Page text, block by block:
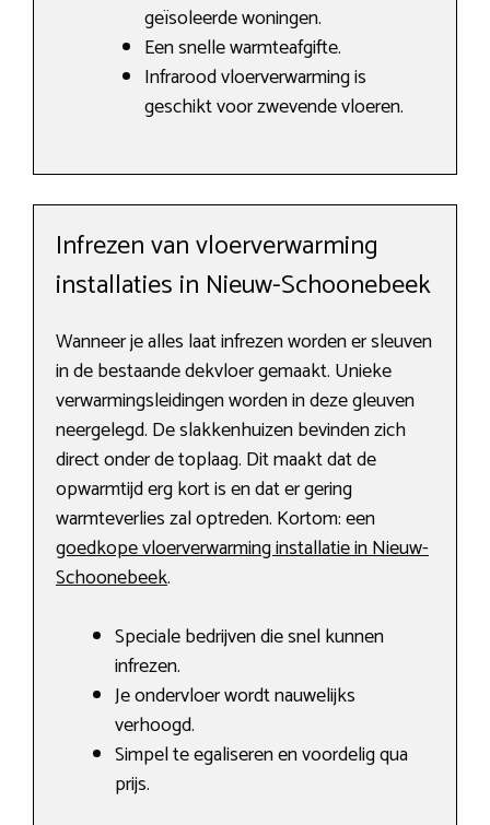
geïsoleerde woningen.
Een snelle warmteafgifte.
Infrarood vloerverwarming is
geschikt voor zwevende vloeren.
Infrezen van vloerverwarming
installaties in Nieuw-Schoonebeek
Wanneer je alles laat infrezen worden er sleuven
in de bestaande dekvloer gemaakt. Unieke
verwarmingsleidingen worden in deze gleuven
neergelegd. De slakkenhuizen bevinden zich
direct onder de toplaag. Dit maakt dat de
opwarmtijd erg kort is en dat er gering
warmteverlies zal optreden. Kortom: een
goedkope vloerverwarming installatie in Nieuw-
Schoonebeek.
Speciale bedrijven die snel kunnen
infrezen.
Je ondervloer wordt nauwelijks
verhoogd.
Simpel te egaliseren en voordelig qua
prijs.